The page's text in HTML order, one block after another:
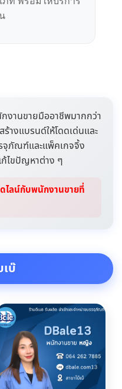
งานขายมืออาชีพมากกว่า
างแบรนด์ให้โดดเด่นและ
จุภัณฑ์และแพ็คเกจจิ้ง
ไขปัญหาต่าง ๆ
ไลน์กับพนักงานขายที่
เบ๊